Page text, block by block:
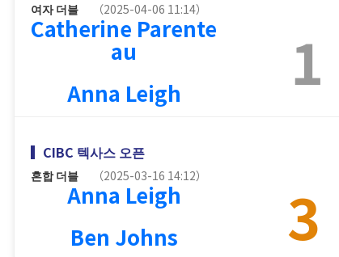
여자 더블 （2025-04-06 11:14）
Catherine Parente
au
Anna Leigh
1
CIBC 텍사스 오픈
혼합 더블 （2025-03-16 14:12）
Anna Leigh
Ben Johns
3